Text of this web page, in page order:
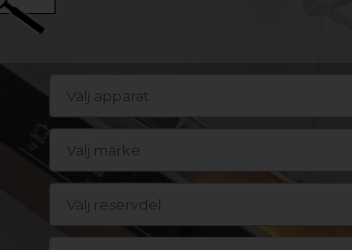
Välj apparat
Välj märke
Välj reservdel